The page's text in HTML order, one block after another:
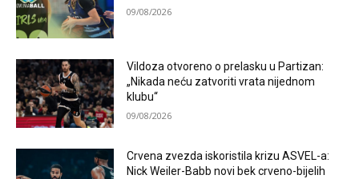
09/08/2026
Vildoza otvoreno o prelasku u Partizan:
„Nikada neću zatvoriti vrata nijednom
klubu“
09/08/2026
Crvena zvezda iskoristila krizu ASVEL-a:
Nick Weiler-Babb novi bek crveno-bijelih